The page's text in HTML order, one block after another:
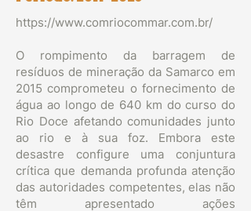
https://www.comriocommar.com.br/
O rompimento da barragem de
resíduos de mineração da Samarco em
2015 comprometeu o fornecimento de
água ao longo de 640 km do curso do
Rio Doce afetando comunidades junto
ao rio e à sua foz. Embora este
desastre configure uma conjuntura
crítica que demanda profunda atenção
das autoridades competentes, elas não
têm apresentado ações